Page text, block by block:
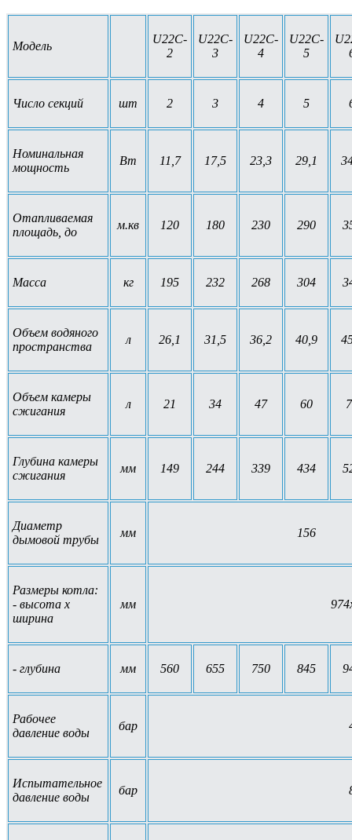
Модель
U22C-
2
U22C-
3
U22C-
4
U22C-
5
Число секций шт 2 3 4 5
Номинальная
мощность
Вт 11,7 17,5 23,3 29,1
Отапливаемая
площадь, до
м.кв 120 180 230 290
Масса кг 195 232 268 304
Объем водяного
пространства
л 26,1 31,5 36,2 40,9
Объем камеры
сжигания
л 21 34 47 60
Глубина камеры
сжигания
мм 149 244 339 434
Диаметр
дымовой трубы
мм 156
Размеры котла:
- высота x
ширина
мм
- глубина мм 560 655 750 845
Рабочее
давление воды
бар
Испытательное
давление воды
бар